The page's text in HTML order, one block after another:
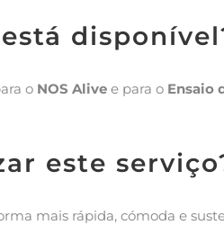
o NOS Alivee para o Ensaio
este
mais rápida, cómoda e